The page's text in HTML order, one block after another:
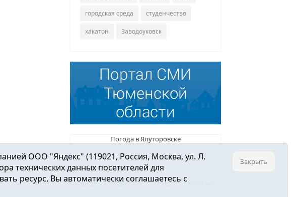
городская среда студенчество
хакатон Заводоуковск
Погода в Ялуторовске
Главная Новости О нас
ООО "Яндекс" (119021, Россия, Москва, ул. Л.
технических данных посетителей для
ресурс, Вы автоматически соглашаетесь с
Закрыть